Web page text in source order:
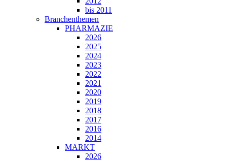
bis 2011
Branchenthemen
PHARMAZIE
2026
2025
2024
2023
2022
2021
2020
2019
2018
2017
2016
2014
MARKT
2026